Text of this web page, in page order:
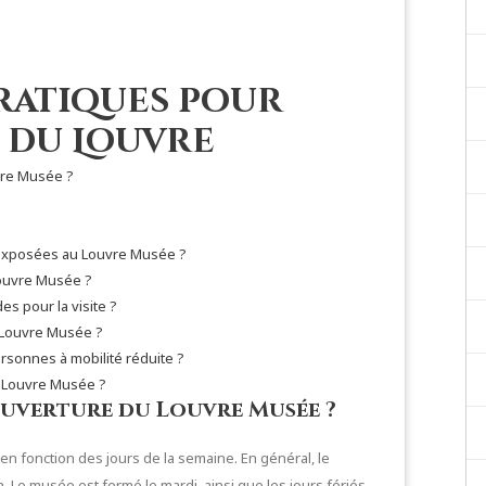
pour
Louvre
Musée ?
au Louvre Musée ?
Musée ?
pour la visite ?
Musée ?
à mobilité réduite ?
Musée ?
du Louvre Musée ?
fonction des jours de la semaine. En général, le